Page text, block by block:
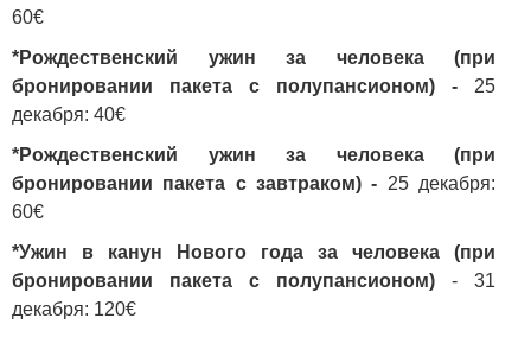
60€
*Рождественский ужин за человека (при
бронировании пакета с полупансионом) - 25
декабря: 40€
*Рождественский ужин за человека (при
бронировании пакета с завтраком) - 25 декабря:
60€
*Ужин в канун Нового года за человека (при
бронировании пакета с полупансионом) - 31
декабря: 120€